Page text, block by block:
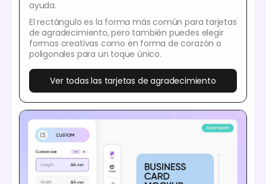
ayuda.
El rectángulo es la forma más común para tarjetas
de agradecimiento, pero también puedes elegir
formas creativas como en forma de corazón o
poligonales para un toque único.
Ver todas las tarjetas de agradecimiento